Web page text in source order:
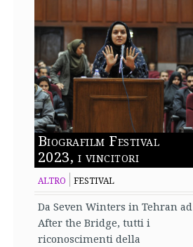
Biografilm Festival
2023, i vincitori
ALTRO FESTIVAL
Da Seven Winters in Tehran ad
After the Bridge, tutti i
riconoscimenti della